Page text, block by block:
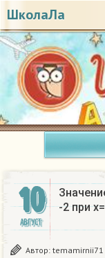
ШколаЛа
10
АВГУСТ
-2 при
Автор: temamirnii71